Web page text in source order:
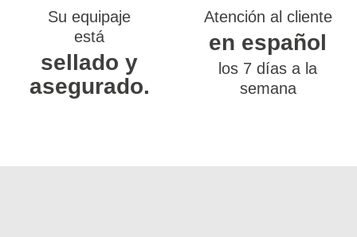
Su equipaje
está
sellado y
asegurado.
Atención al cliente
en español
los 7 días a la
semana